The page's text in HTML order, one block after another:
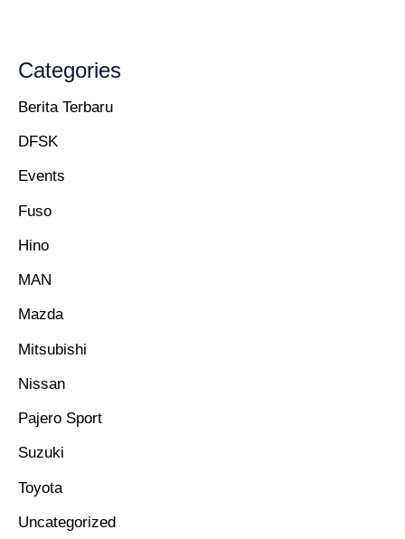
Categories
Berita Terbaru
DFSK
Events
Fuso
Hino
MAN
Mazda
Mitsubishi
Nissan
Pajero Sport
Suzuki
Toyota
Uncategorized